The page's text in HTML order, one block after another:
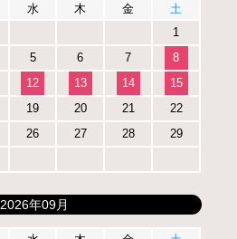
水 木 金
土
1
5 6 7
8
12 13 14
15
19 20 21
22
26 27 28
29
2026年09月